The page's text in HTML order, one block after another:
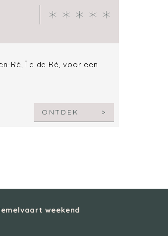
Ré, Île de Ré, voor een
ONTDEK
weekend